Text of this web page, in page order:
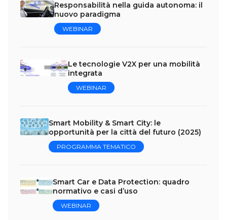
Responsabilità nella guida autonoma: il
nuovo paradigma
WEBINAR
Le tecnologie V2X per una mobilità
integrata
WEBINAR
Smart Mobility & Smart City: le
opportunità per la città del futuro (2025)
PROGRAMMA TEMATICO
Smart Car e Data Protection: quadro
normativo e casi d’uso
WEBINAR